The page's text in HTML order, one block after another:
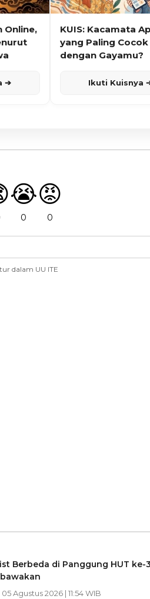
Online,
➔
KUIS: Kacamata
yang Paling Cocok
dengan Gayamu?
Ikuti Kuisnya
😭
0
😡
0
dalam UU ITE
Berbeda di Panggung HUT ke-
Agustus 2026 | 11:54 WIB